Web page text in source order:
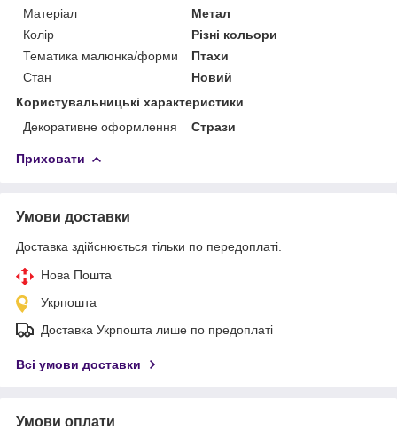
Матеріал
Метал
Колір
Різні кольори
Тематика малюнка/форми
Птахи
Стан
Новий
Користувальницькі характеристики
Декоративне оформлення
Стрази
Приховати
Умови доставки
Доставка здійснюється тільки по передоплаті.
Нова Пошта
Укрпошта
Доставка Укрпошта лише по предоплаті
Всі умови доставки
Умови оплати